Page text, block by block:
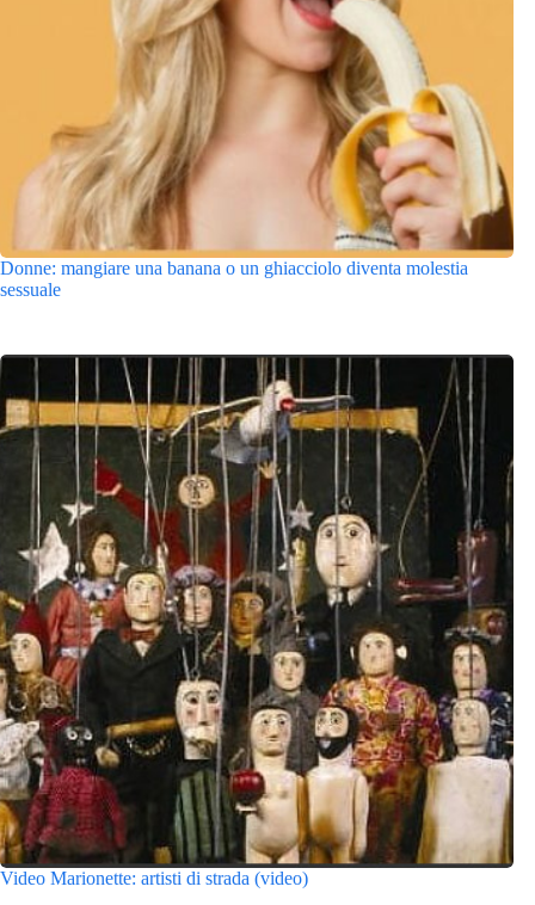
Donne: mangiare una banana o un ghiacciolo diventa molestia
sessuale
Video Marionette: artisti di strada (video)